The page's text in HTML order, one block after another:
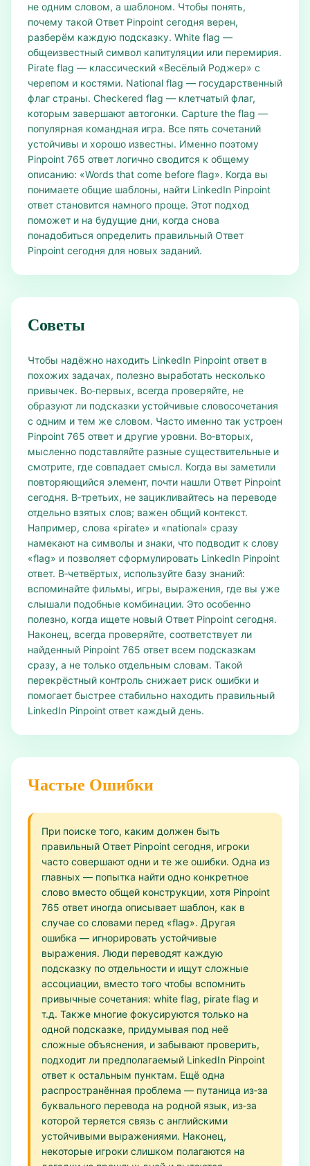
не одним словом, а шаблоном. Чтобы понять,
почему такой Ответ Pinpoint сегодня верен,
разберём каждую подсказку. White flag —
общеизвестный символ капитуляции или перемирия.
Pirate flag — классический «Весёлый Роджер» с
черепом и костями. National flag — государственный
флаг страны. Checkered flag — клетчатый флаг,
которым завершают автогонки. Capture the flag —
популярная командная игра. Все пять сочетаний
устойчивы и хорошо известны. Именно поэтому
Pinpoint 765 ответ логично сводится к общему
описанию: «Words that come before flag». Когда вы
понимаете общие шаблоны, найти LinkedIn Pinpoint
ответ становится намного проще. Этот подход
поможет и на будущие дни, когда снова
понадобиться определить правильный Ответ
Pinpoint сегодня для новых заданий.
Советы
Чтобы надёжно находить LinkedIn Pinpoint ответ в
похожих задачах, полезно выработать несколько
привычек. Во‑первых, всегда проверяйте, не
образуют ли подсказки устойчивые словосочетания
с одним и тем же словом. Часто именно так устроен
Pinpoint 765 ответ и другие уровни. Во‑вторых,
мысленно подставляйте разные существительные и
смотрите, где совпадает смысл. Когда вы заметили
повторяющийся элемент, почти нашли Ответ Pinpoint
сегодня. В‑третьих, не зацикливайтесь на переводе
отдельно взятых слов; важен общий контекст.
Например, слова «pirate» и «national» сразу
намекают на символы и знаки, что подводит к слову
«flag» и позволяет сформулировать LinkedIn Pinpoint
ответ. В‑четвёртых, используйте базу знаний:
вспоминайте фильмы, игры, выражения, где вы уже
слышали подобные комбинации. Это особенно
полезно, когда ищете новый Ответ Pinpoint сегодня.
Наконец, всегда проверяйте, соответствует ли
найденный Pinpoint 765 ответ всем подсказкам
сразу, а не только отдельным словам. Такой
перекрёстный контроль снижает риск ошибки и
помогает быстрее стабильно находить правильный
LinkedIn Pinpoint ответ каждый день.
Частые Ошибки
При поиске того, каким должен быть
правильный Ответ Pinpoint сегодня, игроки
часто совершают одни и те же ошибки. Одна из
главных — попытка найти одно конкретное
слово вместо общей конструкции, хотя Pinpoint
765 ответ иногда описывает шаблон, как в
случае со словами перед «flag». Другая
ошибка — игнорировать устойчивые
выражения. Люди переводят каждую
подсказку по отдельности и ищут сложные
ассоциации, вместо того чтобы вспомнить
привычные сочетания: white flag, pirate flag и
т.д. Также многие фокусируются только на
одной подсказке, придумывая под неё
сложные объяснения, и забывают проверить,
подходит ли предполагаемый LinkedIn Pinpoint
ответ к остальным пунктам. Ещё одна
распространённая проблема — путаница из‑за
буквального перевода на родной язык, из‑за
которой теряется связь с английскими
устойчивыми выражениями. Наконец,
некоторые игроки слишком полагаются на